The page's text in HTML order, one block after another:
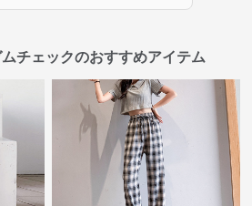
チェックのおすすめアイテム